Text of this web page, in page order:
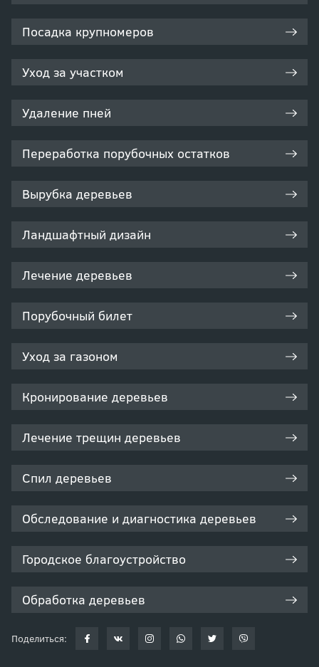
Посадка крупномеров
Уход за участком
Удаление пней
Переработка порубочных остатков
Вырубка деревьев
Ландшафтный дизайн
Лечение деревьев
Порубочный билет
Уход за газоном
Кронирование деревьев
Лечение трещин деревьев
Спил деревьев
Обследование и диагностика деревьев
Городское благоустройство
Обработка деревьев
Поделиться: